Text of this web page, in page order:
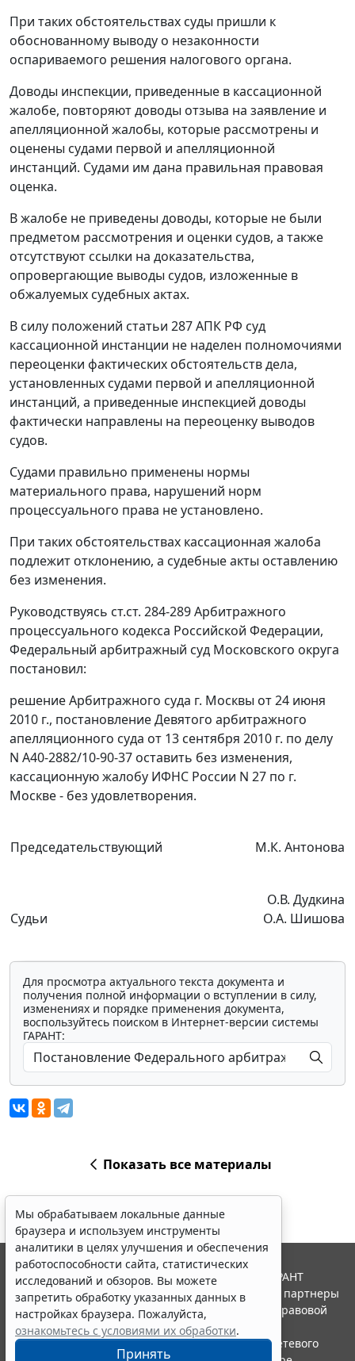
При таких обстоятельствах суды пришли к
обоснованному выводу о незаконности
оспариваемого решения налогового органа.
Доводы инспекции, приведенные в кассационной
жалобе, повторяют доводы отзыва на заявление и
апелляционной жалобы, которые рассмотрены и
оценены судами первой и апелляционной
инстанций. Судами им дана правильная правовая
оценка.
В жалобе не приведены доводы, которые не были
предметом рассмотрения и оценки судов, а также
отсутствуют ссылки на доказательства,
опровергающие выводы судов, изложенные в
обжалуемых судебных актах.
В силу положений статьи 287АПК РФ суд
кассационной инстанции не наделен полномочиями
переоценки фактических обстоятельств дела,
установленных судами первой и апелляционной
инстанций, а приведенные инспекцией доводы
фактически направлены на переоценку выводов
судов.
Судами правильно применены нормы
материального права, нарушений норм
процессуального права не установлено.
При таких обстоятельствах кассационная жалоба
подлежит отклонению, а судебные акты оставлению
без изменения.
Руководствуясь ст.ст. 284-289Арбитражного
процессуального кодекса Российской Федерации,
Федеральный арбитражный суд Московского округа
постановил:
решение Арбитражного суда г. Москвы от 24 июня
2010 г., постановлениеДевятого арбитражного
апелляционного суда от 13 сентября 2010 г. по делу
N А40-2882/10-90-37 оставить без изменения,
кассационную жалобу ИФНС России N 27 по г.
Москве - без удовлетворения.
Председательствующий М.К. Антонова
Судьи
О.В. Дудкина
О.А. Шишова
Для просмотра актуального текста документа и
получения полной информации о вступлении в силу,
изменениях и порядке применения документа,
воспользуйтесь поиском в Интернет-версии системы
ГАРАНТ:
Показать все материалы
Мы обрабатываем локальные данные
браузера и используем инструменты
аналитики в целях улучшения и обеспечения
работоспособности сайта, статистических
исследований и обзоров. Вы можете
запретить обработку указанных данных в
настройках браузера. Пожалуйста,
ознакомьтесь с условиями их обработки.
Принять
© ООО "НПП "ГАРАНТ-СЕРВИС", 2026. Система ГАРАНТ
выпускается с 1990 года. Компания "Гарант" и ее партнеры
являются участниками Российской ассоциации правовой
информации ГАРАНТ.
Портал ГАРАНТ.РУ зарегистрирован в качестве сетевого